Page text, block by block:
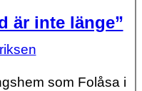
är inte länge”
som Folåsa i